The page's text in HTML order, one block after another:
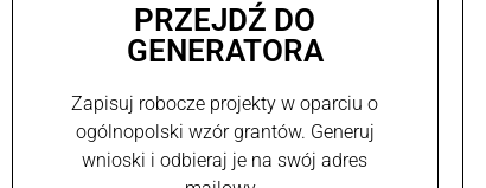
PRZEJDŹ DO
GENERATORA
Zapisuj robocze projekty w oparciu o
ogólnopolski wzór grantów. Generuj
wnioski i odbieraj je na swój adres